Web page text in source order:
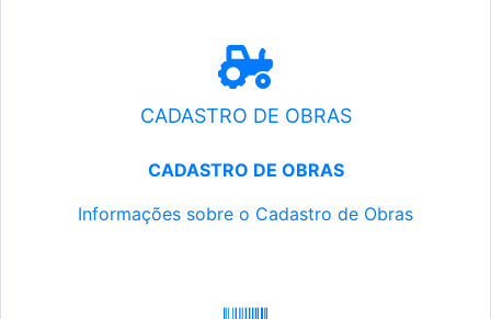
CADASTRO DE OBRAS
CADASTRO DE OBRAS
Informações sobre o Cadastro de Obras